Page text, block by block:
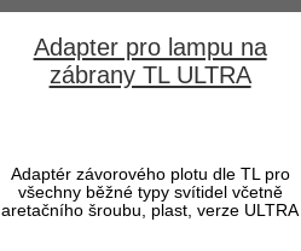
Adapter pro lampu na
zábrany TL ULTRA
Adaptér závorového plotu dle TL pro
všechny běžné typy svítidel včetně
aretačního šroubu, plast, verze ULTRA